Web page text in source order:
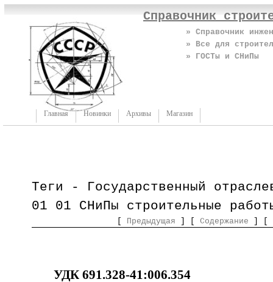
Справочник
» Справочник
» Все для
» ГОСТы и СНиПы
Главная Новинки Архивы Магазин
Теги - Государственный
01 01 СНиПы строительные
Предыдущая Содержание
УДК 691.328-